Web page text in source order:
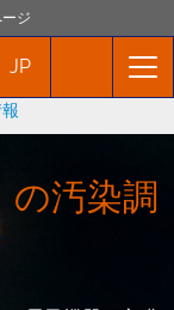
ジ
メンツ
JP
の汚染調